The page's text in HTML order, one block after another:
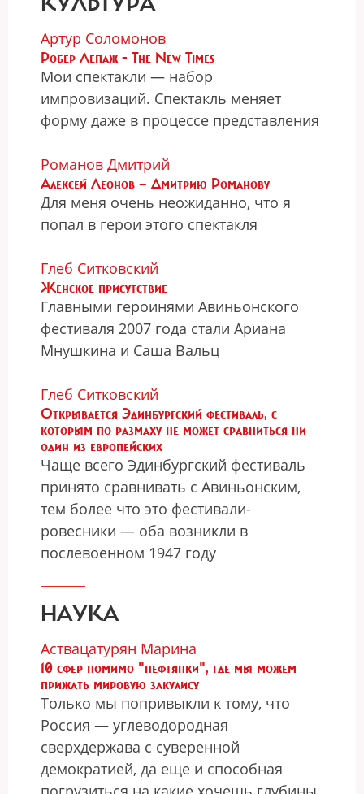
Артур Соломонов
Робер Лепаж - The New Times
Мои спектакли — набор
импровизаций. Спектакль меняет
форму даже в процессе представления
Романов Дмитрий
Алексей Леонов — Дмитрию Романову
Для меня очень неожиданно, что я
попал в герои этого спектакля
Глеб Ситковский
Женское присутствие
Главными героинями Авиньонского
фестиваля 2007 года стали Ариана
Мнушкина и Саша Вальц
Глеб Ситковский
Открывается Эдинбургский фестиваль, с
которым по размаху не может сравниться ни
один из европейских
Чаще всего Эдинбургский фестиваль
принято сравнивать с Авиньонским,
тем более что это фестивали-
ровесники — оба возникли в
послевоенном 1947 году
НАУКА
Аствацатурян Марина
10 сфер помимо "нефтянки", где мы можем
прижать мировую закулису
Только мы попривыкли к тому, что
Россия — углеводородная
сверхдержава с суверенной
демократией, да еще и способная